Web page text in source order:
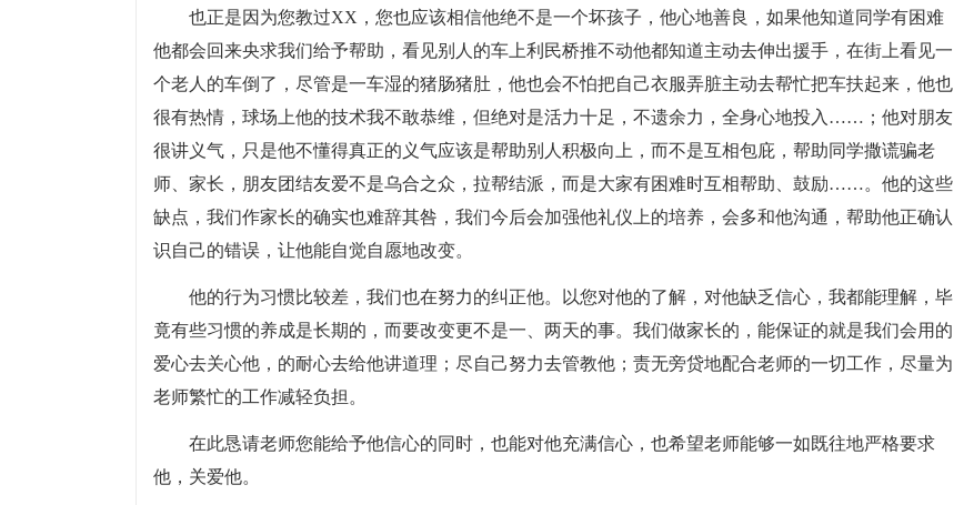
也正是因为您教过XX，您也应该相信他绝不是一个坏孩子，他心地善良，如果他知道同学有困难
他都会回来央求我们给予帮助，看见别人的车上利民桥推不动他都知道主动去伸出援手，在街上看见一
个老人的车倒了，尽管是一车湿的猪肠猪肚，他也会不怕把自己衣服弄脏主动去帮忙把车扶起来，他也
很有热情，球场上他的技术我不敢恭维，但绝对是活力十足，不遗余力，全身心地投入……；他对朋友
很讲义气，只是他不懂得真正的义气应该是帮助别人积极向上，而不是互相包庇，帮助同学撒谎骗老
师、家长，朋友团结友爱不是乌合之众，拉帮结派，而是大家有困难时互相帮助、鼓励……。他的这些
缺点，我们作家长的确实也难辞其咎，我们今后会加强他礼仪上的培养，会多和他沟通，帮助他正确认
识自己的错误，让他能自觉自愿地改变。
他的行为习惯比较差，我们也在努力的纠正他。以您对他的了解，对他缺乏信心，我都能理解，毕
竟有些习惯的养成是长期的，而要改变更不是一、两天的事。我们做家长的，能保证的就是我们会用的
爱心去关心他，的耐心去给他讲道理；尽自己努力去管教他；责无旁贷地配合老师的一切工作，尽量为
老师繁忙的工作减轻负担。
在此恳请老师您能给予他信心的同时，也能对他充满信心，也希望老师能够一如既往地严格要求
他，关爱他。